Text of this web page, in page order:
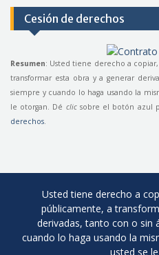
Cesión de derechos
Resumen: Usted tiene derecho a
transformar esta obra y a generar
siempre y cuando lo haga usando la
le otorgan. Dé clicsobre el botón azul
derechos
Usted tiene derecho a
públicamente, a
derivadas, tanto con o sin
cuando lo haga usando la
usted se